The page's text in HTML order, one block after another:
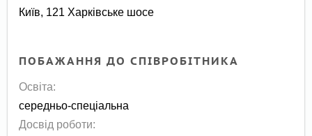
Київ, 121 Харківське шосе
ПОБАЖАННЯ ДО СПІВРОБІТНИКА
Освіта:
середньо-спеціальна
Досвід роботи: